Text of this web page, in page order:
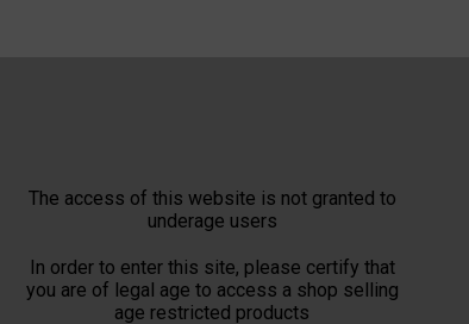
The access of this website is not granted to
underage users
In order to enter this site, please certify that
you are of legal age to access a shop selling
age restricted products